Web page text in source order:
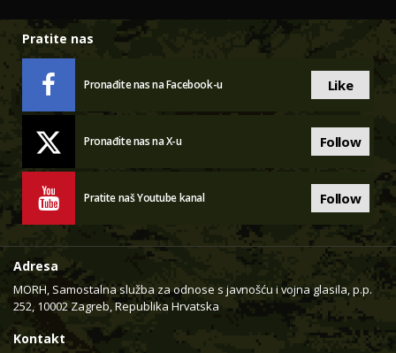
Pratite nas
Pronađite nas na Facebook-u Like
Pronađite nas na X-u Follow
Pratite naš Youtube kanal Follow
Adresa
MORH, Samostalna služba za odnose s javnošću i vojna glasila, p.p.
252, 10002 Zagreb, Republika Hrvatska
Kontakt